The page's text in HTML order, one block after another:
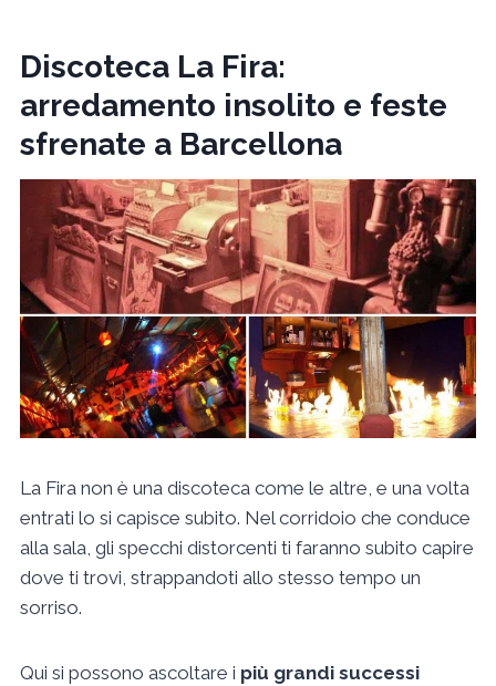
Discoteca La Fira:
arredamento insolito e feste
sfrenate a Barcellona
La Fira non è una discoteca come le altre, e una volta
entrati lo si capisce subito. Nel corridoio che conduce
alla sala, gli specchi distorcenti ti faranno subito capire
dove ti trovi, strappandoti allo stesso tempo un
sorriso.
Qui si possono ascoltare i più grandi successi